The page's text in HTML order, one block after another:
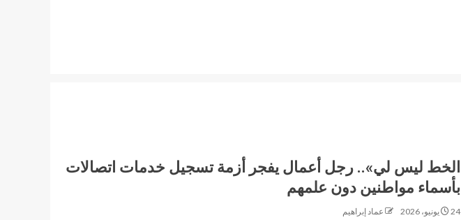
الخط ليس لي».. رجل أعمال يفجر أزمة تسجيل خدمات اتصالات
بأسماء مواطنين دون علمهم
24 يونيو، 2026 عماد إبراهيم